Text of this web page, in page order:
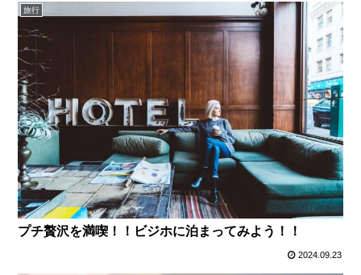
旅行
プチ贅沢を満喫！！ビジホに泊まってみよう！！
2024.09.23